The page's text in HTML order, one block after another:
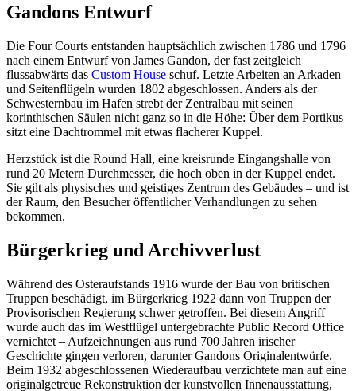
Gandons Entwurf
Die Four Courts entstanden hauptsächlich zwischen 1786 und 1796
nach einem Entwurf von James Gandon, der fast zeitgleich
flussabwärts das Custom House schuf. Letzte Arbeiten an Arkaden
und Seitenflügeln wurden 1802 abgeschlossen. Anders als der
Schwesternbau im Hafen strebt der Zentralbau mit seinen
korinthischen Säulen nicht ganz so in die Höhe: Über dem Portikus
sitzt eine Dachtrommel mit etwas flacherer Kuppel.
Herzstück ist die Round Hall, eine kreisrunde Eingangshalle von
rund 20 Metern Durchmesser, die hoch oben in der Kuppel endet.
Sie gilt als physisches und geistiges Zentrum des Gebäudes – und ist
der Raum, den Besucher öffentlicher Verhandlungen zu sehen
bekommen.
Bürgerkrieg und Archivverlust
Während des Osteraufstands 1916 wurde der Bau von britischen
Truppen beschädigt, im Bürgerkrieg 1922 dann von Truppen der
Provisorischen Regierung schwer getroffen. Bei diesem Angriff
wurde auch das im Westflügel untergebrachte Public Record Office
vernichtet – Aufzeichnungen aus rund 700 Jahren irischer
Geschichte gingen verloren, darunter Gandons Originalentwürfe.
Beim 1932 abgeschlossenen Wiederaufbau verzichtete man auf eine
originalgetreue Rekonstruktion der kunstvollen Innenausstattung,